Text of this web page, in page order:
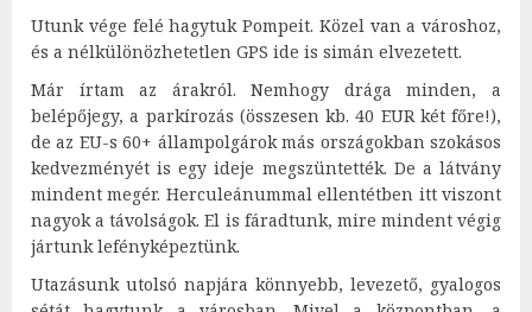
Utunk vége felé hagytuk Pompeit. Közel van a városhoz,
és a nélkülönözhetetlen GPS ide is simán elvezetett.
Már írtam az árakról. Nemhogy drága minden, a
belépőjegy, a parkírozás (összesen kb. 40 EUR két főre!),
de az EU-s 60+ állampolgárok más országokban szokásos
kedvezményét is egy ideje megszüntették. De a látvány
mindent megér. Herculeánummal ellentétben itt viszont
nagyok a távolságok. El is fáradtunk, mire mindent végig
jártunk lefényképeztünk.
Utazásunk utolsó napjára könnyebb, levezető, gyalogos